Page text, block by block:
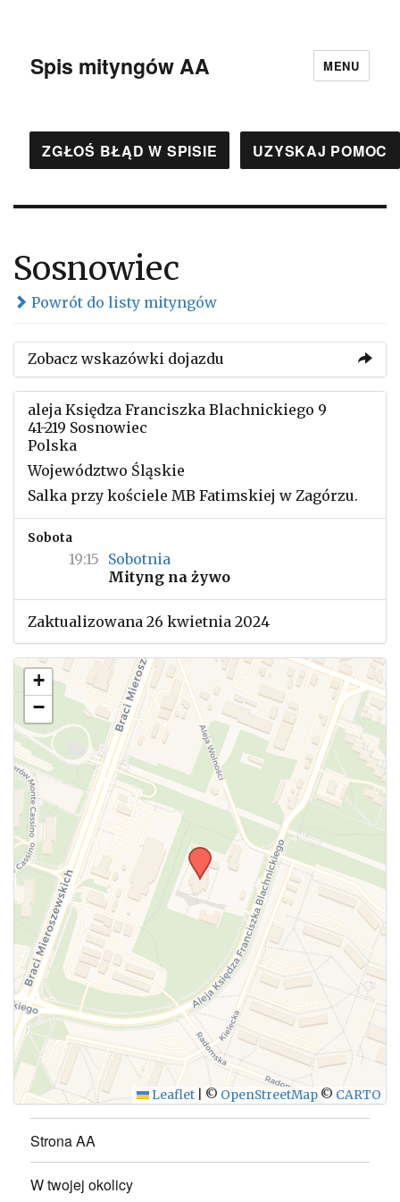
Spis mityngów AA MENU
ZGŁOŚ BŁĄD W SPISIE UZYSKAJ POMOC
Sosnowiec
Powrót do listy mityngów
Zobacz wskazówki dojazdu
aleja Księdza Franciszka Blachnickiego 9
41-219 Sosnowiec
Polska
Województwo Śląskie
Salka przy kościele MB Fatimskiej w Zagórzu.
Sobota
19:15 Sobotnia
Mityng na żywo
Zaktualizowana 26 kwietnia 2024
+
−
Leaflet © OpenStreetMap © CARTO
Strona AA
W twojej okolicy